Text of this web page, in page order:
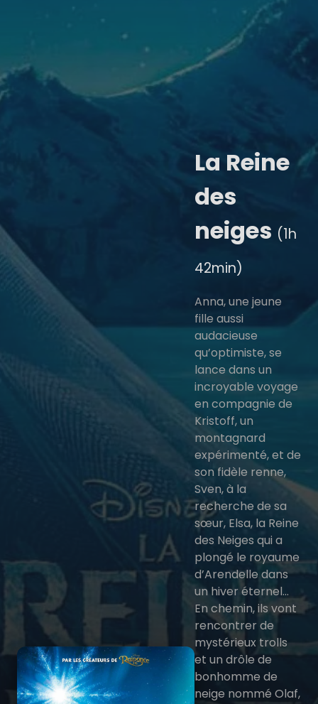
La Reine
des
neiges (1h
42min)
Anna, une jeune
fille aussi
audacieuse
qu’optimiste, se
lance dans un
incroyable voyage
en compagnie de
Kristoff, un
montagnard
expérimenté, et de
son fidèle renne,
Sven, à la
recherche de sa
sœur, Elsa, la Reine
des Neiges qui a
plongé le royaume
d’Arendelle dans
un hiver éternel…
En chemin, ils vont
rencontrer de
mystérieux trolls
et un drôle de
bonhomme de
neige nommé Olaf,